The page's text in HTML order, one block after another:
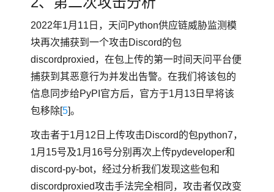
2022年1月11日，天问Python供应链威胁监测模
块再次捕获到一个攻击Discord的包
discordproxied，在包上传的第一时间天问平台便
捕获到其恶意行为并发出告警。在我们将该包的
信息同步给PyPI官方后，官方于1月13日早将该
包移除[5]。
攻击者于1月12日上传攻击Discord的包python7，
1月15号及1月16号分别再次上传pydeveloper和
discord-py-bot，经过分析我们发现这些包和
discordproxied攻击手法完全相同，攻击者仅改变